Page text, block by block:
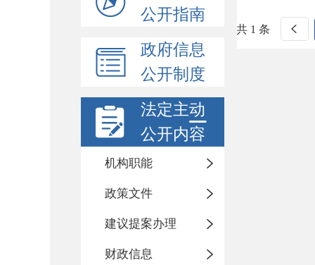
公开指南
政府信息
公开制度
法定主动
公开内容
机构职能
政策文件
建议提案办理
财政信息
共 1 条